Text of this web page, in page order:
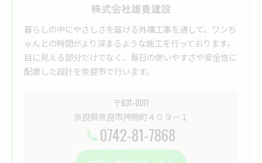
株式会社雄貴建設
暮らしの中にやさしさを届ける外構工事を通して、ワンち
ゃんとの時間がより深まるような施工を行っております。
目に見える部分だけでなく、毎日の使いやすさや安全性に
配慮した設計を奈良市で行います。
〒631-0011
奈良県奈良市押熊町４０９－１
0742-81-7868